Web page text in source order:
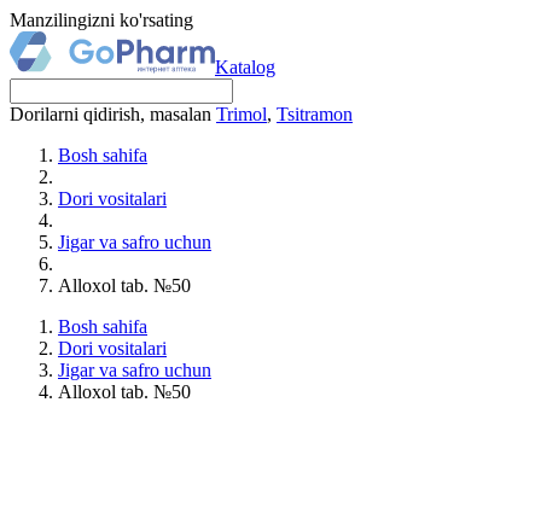
Manzilingizni ko'rsating
Katalog
Dorilarni qidirish, masalan Trimol, Tsitramon
Bosh sahifa
Dori vositalari
Jigar va safro uchun
Alloxol tab. №50
Bosh sahifa
Dori vositalari
Jigar va safro uchun
Alloxol tab. №50